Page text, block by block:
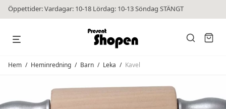
Öppettider: Vardagar: 10-18 Lördag: 10-13 Söndag STÄNGT
Hem / Heminredning / Barn / Leka / Kavel